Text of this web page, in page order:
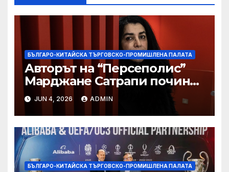
БЪЛГАРО-КИТАЙСКА ТЪРГОВСКО-ПРОМИШЛЕНА ПАЛАТА
Авторът на “Персеполис”
Марджане Сатрапи почина
“от тъга” на 56 години
JUN 4, 2026 ADMIN
БЪЛГАРО-КИТАЙСКА ТЪРГОВСКО-ПРОМИШЛЕНА ПАЛАТА